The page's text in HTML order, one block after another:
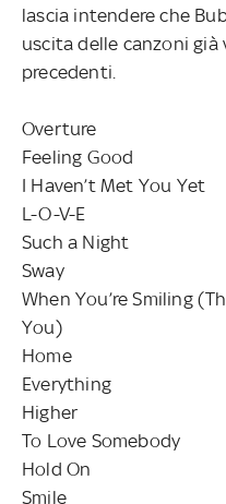
lascia intendere che
uscita delle canzoni
precedenti.
Overture
Feeling Good
I Haven’t Met You Yet
L-O-V-E
Such a Night
Sway
When You’re Smiling
You)
Home
Everything
Higher
To Love Somebody
Hold On
Smile